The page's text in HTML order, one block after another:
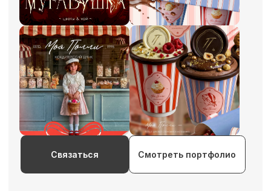
Связаться Смотреть портфолио